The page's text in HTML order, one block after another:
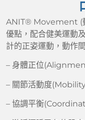
ANIT® Movement (
優點，配合健美運動
計的正姿運動， 動作
– 身體正位
– 關節活動度
– 協調平衡